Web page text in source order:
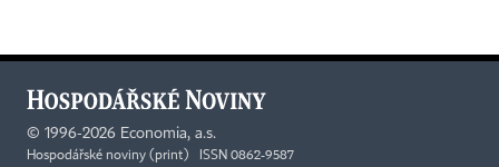
© 1996-2026 Economia, a.s.
Hospodářské noviny (print) ISSN 0862-9587